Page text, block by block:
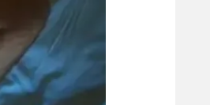
תנאי שימוש
מדיניות פרטיות
תקנון פעילות ספורט 1